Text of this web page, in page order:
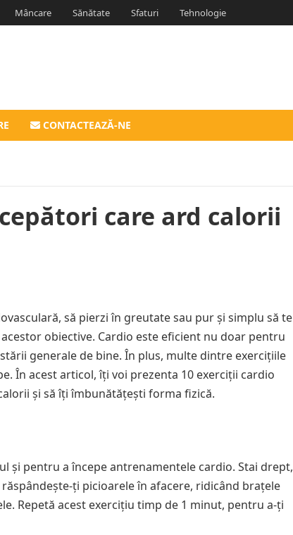
Mâncare Sănătate Sfaturi Tehnologie
CONTACTEAZĂ-NE
care ard calorii
să pierzi în greutate sau pur și simplu să te
obiective. Cardio este eficient nu doar pentru
generale de bine. În plus, multe dintre exercițiile
În acest articol, îți voi prezenta 10 exerciții cardio
și să îți îmbunătățești forma fizică.
și pentru a începe antrenamentele cardio. Stai drept,
ți picioarele în afacere, ridicând brațele
Repetă acest exercițiu timp de 1 minut, pentru a-ți